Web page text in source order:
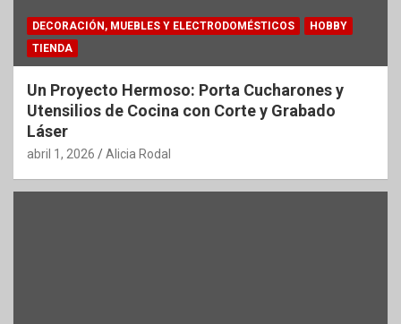
DECORACIÓN, MUEBLES Y ELECTRODOMÉSTICOS
HOBBY
TIENDA
Un Proyecto Hermoso: Porta Cucharones y
Utensilios de Cocina con Corte y Grabado
Láser
abril 1, 2026 Alicia Rodal